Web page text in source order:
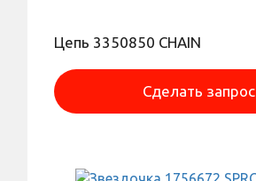
Цепь 3350850 CHAIN
Сделать запрос